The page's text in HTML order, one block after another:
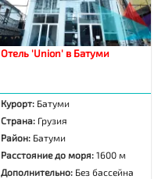
Отель 'Union' в Батуми
Курорт: Батуми
Страна: Грузия
Район: Батуми
Расстояние до моря:1600 м
Дополнительно: Без бассейна